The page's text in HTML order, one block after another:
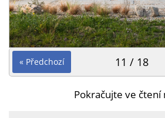
« Předchozí 11 / 18
Pokračujte ve čtení